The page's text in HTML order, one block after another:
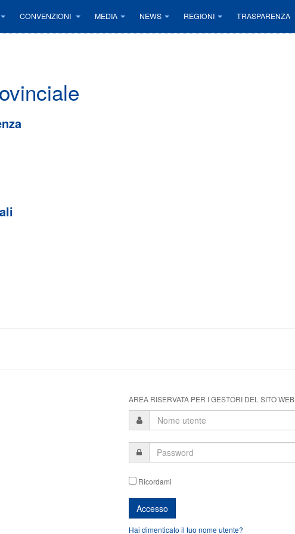
CONVENZIONI MEDIA NEWS REGIONI TRASPARENZA
AREA RISERVATA PER I GESTORI DEL SITO WEB
Ricordami
Hai dimenticato il tuo nome utente?